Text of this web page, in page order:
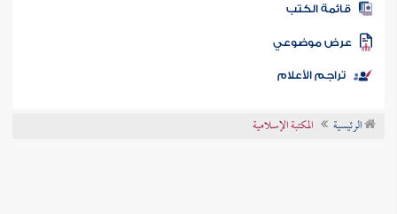
المكتبة
الكتب
موضوعي
تراجم الأعلام
الرئيسية المكتبة الإسلامية